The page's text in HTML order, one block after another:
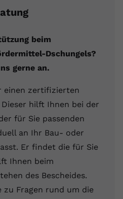
beim
Dschungels?
gerne an.
einen zertifizierten
hilft Ihnen bei der
für Sie passenden
an Ihr Bau- oder
Er findet die für Sie
Ihnen beim
des Bescheides.
zu Fragen rund um die